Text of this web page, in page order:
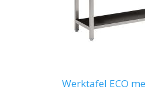
Werktafel ECO